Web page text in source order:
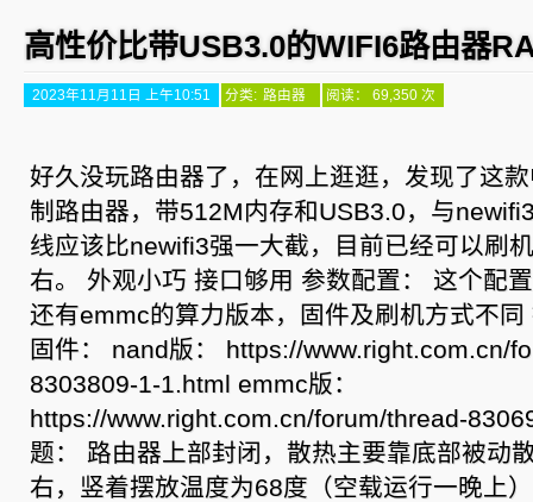
高性价比带USB3.0的WIFI6路由器
2023年11月11日 上午10:51 分类: 路由器 阅读： 69,350 次
好久没玩路由器了，在网上逛逛，发现了这
制路由器，带512M内存和USB3.0，与
线应该比newifi3强一大截，目前已经可以刷
右。 外观小巧 接口够用 参数配置： 这个配
还有emmc的算力版本，固件及刷机方式不
固件： nand版： https://www.right.com.cn/
8303809-1-1.html emmc版：
https://www.right.com.cn/forum/thread-
题： 路由器上部封闭，散热主要靠底部被动
右，竖着摆放温度为68度（空载运行一晚上